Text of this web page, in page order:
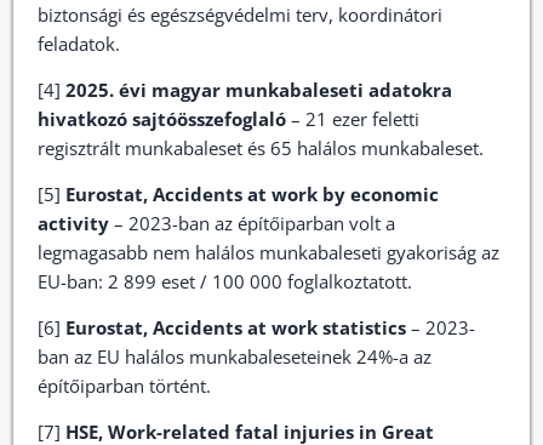
biztonsági és egészségvédelmi terv, koordinátori
feladatok.
[4] 2025. évi magyar munkabaleseti adatokra
hivatkozó sajtóösszefoglaló – 21 ezer feletti
regisztrált munkabaleset és 65 halálos munkabaleset.
[5] Eurostat, Accidents at work by economic
activity – 2023-ban az építőiparban volt a
legmagasabb nem halálos munkabaleseti gyakoriság az
EU-ban: 2 899 eset / 100 000 foglalkoztatott.
[6] Eurostat, Accidents at work statistics – 2023-
ban az EU halálos munkabaleseteinek 24%-a az
építőiparban történt.
[7] HSE, Work-related fatal injuries in Great